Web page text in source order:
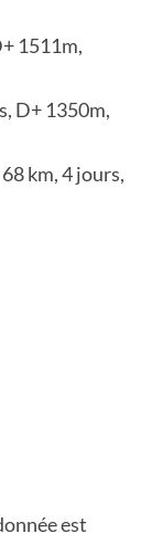
1511m,
D+ 1350m,
km, 4 jours,
est